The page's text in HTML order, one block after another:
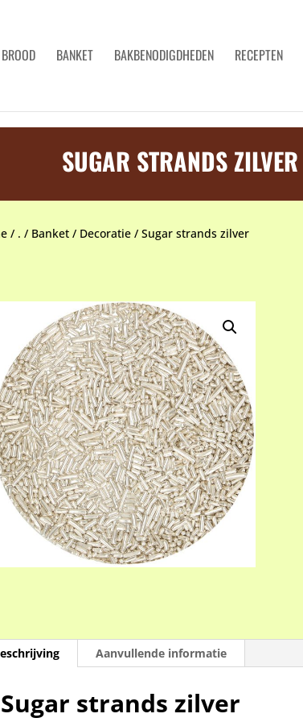
BROOD BANKET BAKBENODIGDHEDEN RECEPTEN
SUGAR STRANDS ZILVER
/ . / Banket/ Decoratie/ Sugar strands zilver
Aanvullende informatie
Sugar strands zilver